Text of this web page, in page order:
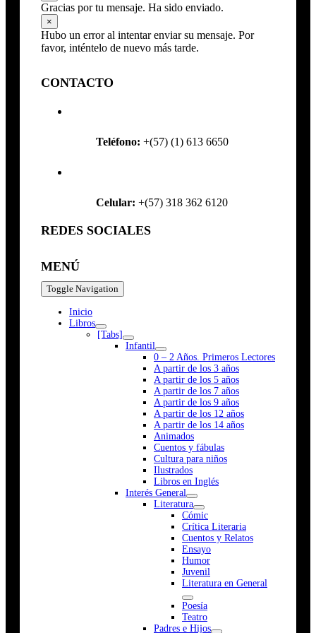
Gracias por tu mensaje. Ha sido enviado.
×
Hubo un error al intentar enviar su mensaje. Por
favor, inténtelo de nuevo más tarde.
CONTACTO
Teléfono: +(57) (1) 613 6650
Celular: +(57) 318 362 6120
REDES SOCIALES
MENÚ
Toggle Navigation
Inicio
Libros
[Tabs]
Infantil
0 – 2 Años. Primeros Lectores
A partir de los 3 años
A partir de los 5 años
A partir de los 7 años
A partir de los 9 años
A partir de los 12 años
A partir de los 14 años
Animados
Cuentos y fábulas
Cultura para niños
Ilustrados
Libros en Inglés
Interés General
Literatura
Cómic
Crítica Literaria
Cuentos y Relatos
Ensayo
Humor
Juvenil
Literatura en General
Poesía
Teatro
Padres e Hijos